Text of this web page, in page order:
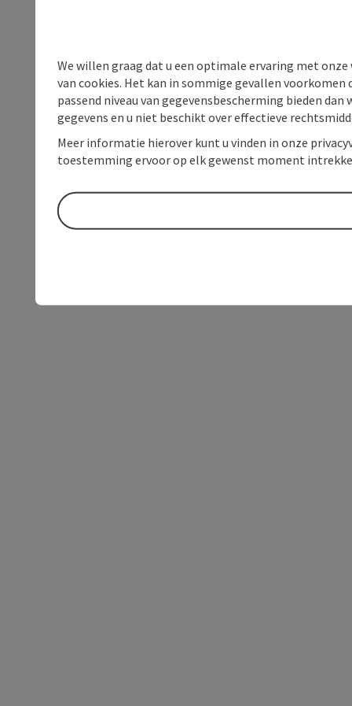
We willen graag dat u een optimale ervaring met
van cookies. Het kan in sommige gevallen voorkomen
passend niveau van gegevensbescherming bieden
gegevens en u niet beschikt over effectieve
Meer informatie hierover kunt u vinden in onze
toestemming ervoor op elk gewenst moment